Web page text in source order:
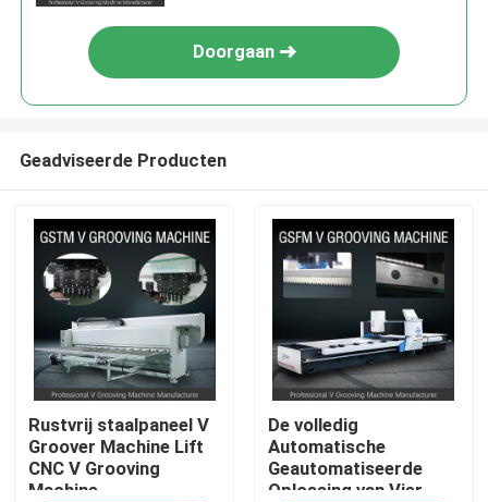
Thuis
Doorgaan
Geadviseerde Producten
Rustvrij staalpaneel V
Groover Machine Lift
CNC V Grooving
Machine
De volledig
Automatische
Geautomatiseerde
Oplossing van Vier